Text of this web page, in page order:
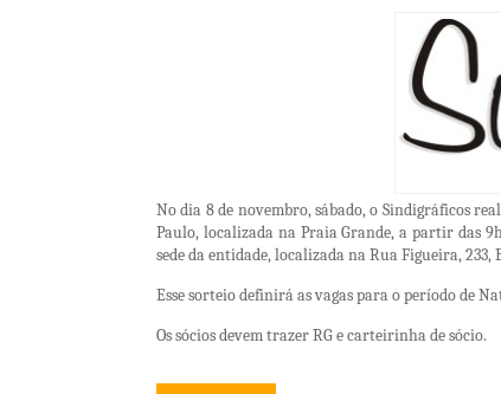
No dia 8 de novembro, sábado, o Sindigráficos
Paulo, localizada na Praia Grande, a partir das
sede da entidade, localizada na Rua Figueira, 233,
Esse sorteio definirá as vagas para o período de
Os sócios devem trazer RG e carteirinha de sócio.